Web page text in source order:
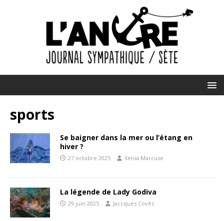
sports
Se baigner dans la mer ou l’étang en
hiver ?
27 octobre 2025 Xénia Marcuse
La légende de Lady Godiva
29 juin 2025 Jaccques Covès